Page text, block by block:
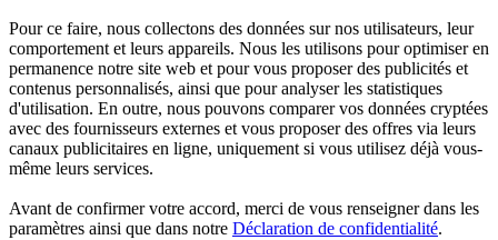
Pour ce faire, nous collectons des données sur nos utilisateurs, leur
comportement et leurs appareils. Nous les utilisons pour optimiser en
permanence notre site web et pour vous proposer des publicités et
contenus personnalisés, ainsi que pour analyser les statistiques
d'utilisation. En outre, nous pouvons comparer vos données cryptées
avec des fournisseurs externes et vous proposer des offres via leurs
canaux publicitaires en ligne, uniquement si vous utilisez déjà vous-
même leurs services.
Avant de confirmer votre accord, merci de vous renseigner dans les
paramètres ainsi que dans notre Déclaration de confidentialité.